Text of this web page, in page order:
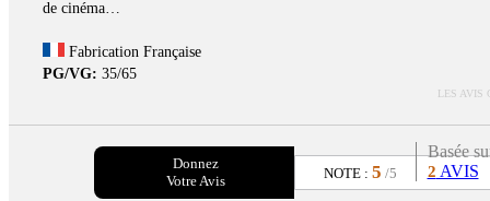
de cinéma…
Fabrication Française
PG/VG: 35/65
LES AVIS
Donnez
Votre Avis
NOTE : 5 /5
Basée
2 AVIS